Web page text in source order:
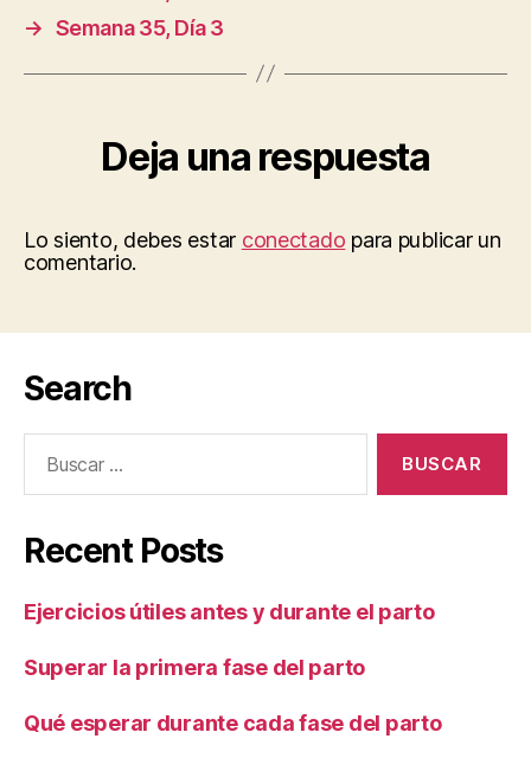
→ Semana 35, Día 3
Deja una respuesta
Lo siento, debes estar conectado para publicar un
comentario.
Search
Recent Posts
Ejercicios útiles antes y durante el parto
Superar la primera fase del parto
Qué esperar durante cada fase del parto